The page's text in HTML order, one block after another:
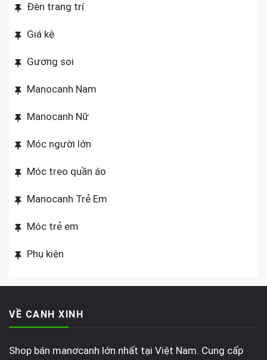
Đèn trang trí
Giá kệ
Gương soi
Manocanh Nam
Manocanh Nữ
Móc người lớn
Móc treo quần áo
Manocanh Trẻ Em
Móc trẻ em
Phụ kiện
VỀ CANH XINH
Shop bán manơcanh lớn nhất tại Việt Nam. Cung cấp